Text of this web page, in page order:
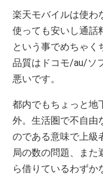
楽天モバイルは使わ
使っても安いし通話
という事でめちゃく
品質はドコモ/au/ソ
悪いです。
都内でもちょっと地
外。生活圏で不自由
のである意味で上級
局の数の問題、また
ら借りているわずか